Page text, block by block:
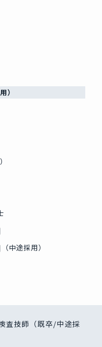
）
中途採用）
査技師（既卒/中途採